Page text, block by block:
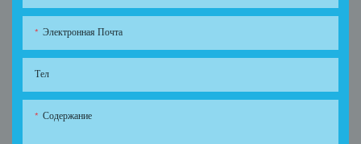
Электронная Почта
Тел
Содержание